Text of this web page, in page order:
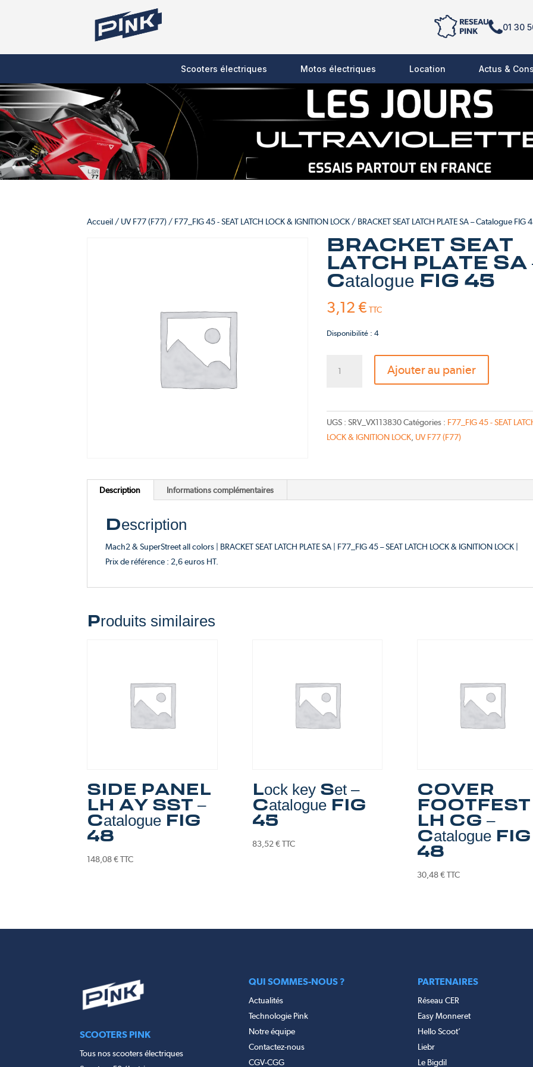
01 30
Scooters électriques
Pink Fly
Motos électriques
TS-Bravo 2026
Location Actus &
Accueil / UV F77 (F77) / F77_FIG 45 - SEAT LATCH LOCK & IGNITION LOCK / BRACKET SEAT LATCH PLATE SA – Catalogue FIG
BRACKET SEAT
LATCH PLATE SA
Catalogue FIG 45
3,12 € TTC
Disponibilité : 4
LATCH
PLATE
Catalogue
Ajouter au panier
UGS : SRV_VX113830Catégories : F77_FIG 45 - SEAT
LOCK & IGNITION LOCK, UV F77 (F77)
Description Informations complémentaires
Description
Mach2 & SuperStreet all colors | BRACKET SEAT LATCH PLATE SA | F77_FIG 45 – SEAT LATCH LOCK & IGNITION LOCK |
Prix de référence : 2,6 euros HT.
Produits similaires
SIDE PANEL
LH AY SST –
Catalogue FIG
48
148,08€ TTC
Lock key Set –
Catalogue FIG
45
83,52€ TTC
COVER
FOOTFEST
LH CG –
Catalogue FIG
48
30,48€TTC
SCOOTERS PINK
Tous nos scooters électriques
QUI SOMMES-NOUS ?
Actualités
Technologie Pink
Notre équipe
Contactez-nous
CGV-CGG
PARTENAIRES
Réseau CER
Easy Monneret
Hello Scoot’
Liebr
Le Bigdil